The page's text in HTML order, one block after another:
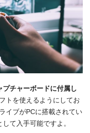
プチャーボードに付属し
トを使えるようにしてお
イブがPCに搭載されてい
て入手可能ですよ。